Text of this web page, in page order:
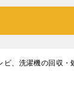
ビ、洗濯機の回収